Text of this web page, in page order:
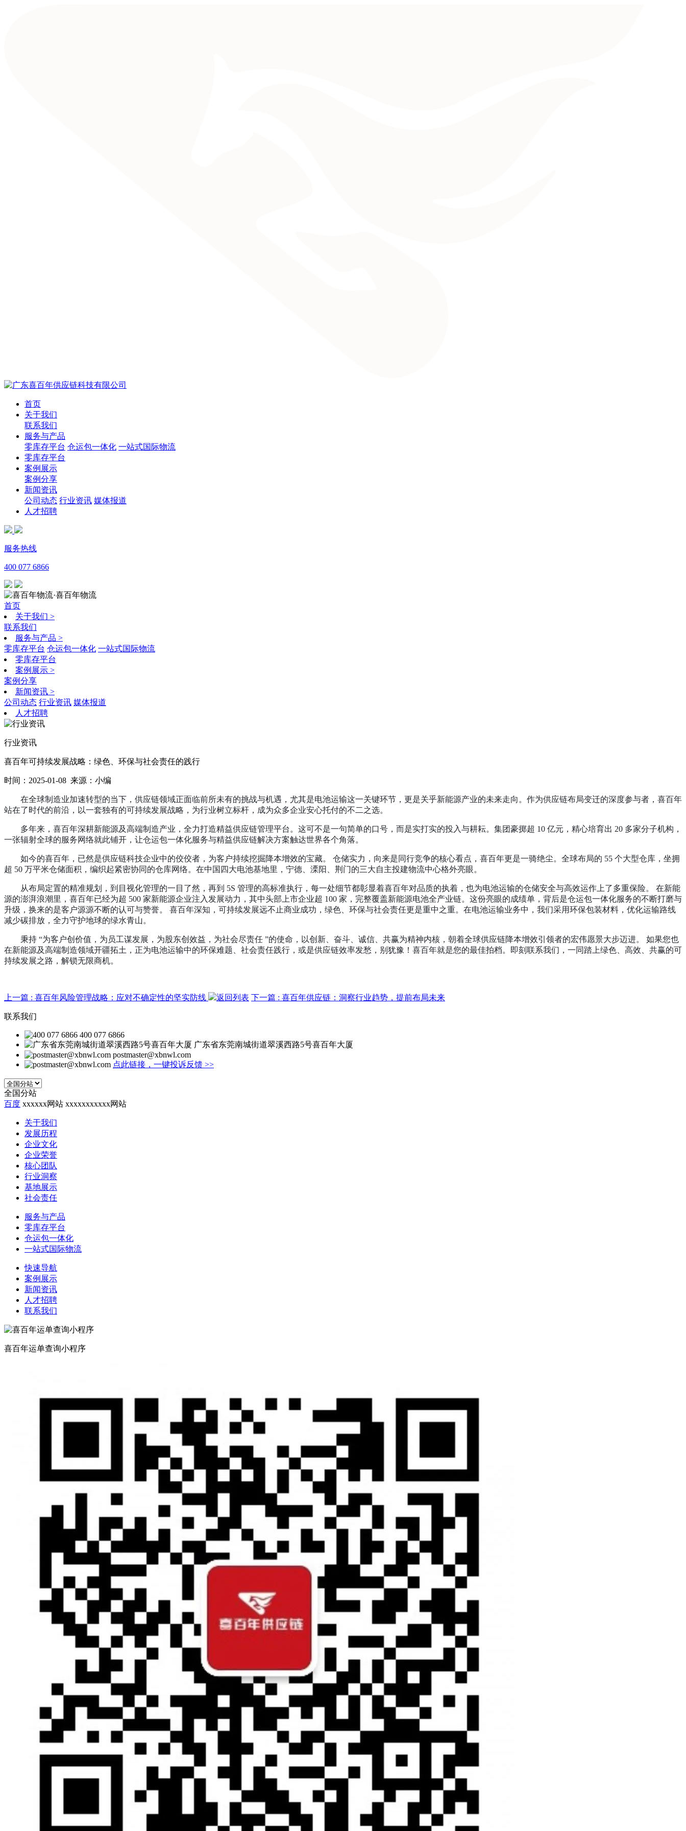
首页
关于我们
联系我们
服务与产品
零库存平台 仓运包一体化 一站式国际物流
零库存平台
案例展示
案例分享
新闻资讯
公司动态 行业资讯 媒体报道
人才招聘
服务热线
400 077 6866
·喜百年物流
首页
关于我们 >
联系我们
服务与产品 >
零库存平台 仓运包一体化 一站式国际物流
零库存平台
案例展示 >
案例分享
新闻资讯 >
公司动态 行业资讯 媒体报道
人才招聘
行业资讯
喜百年可持续发展战略：绿色、环保与社会责任的践行
时间：2025-01-08 来源：小编
在全球制造业加速转型的当下，供应链领域正面临前所未有的挑战与机遇，尤其是电池运输这一关键环节，更是关乎新能源产业的未来走向。作为供应链布局变迁的深度参与者，喜百年
站在了时代的前沿，以一套独有的可持续发展战略，为行业树立标杆，成为众多企业安心托付的不二之选。
多年来，喜百年深耕新能源及高端制造产业，全力打造精益供应链管理平台。这可不是一句简单的口号，而是实打实的投入与耕耘。集团豪掷超 10 亿元，精心培育出 20 多家分子机构，
一张辐射全球的服务网络就此铺开，让仓运包一体化服务与精益供应链解决方案触达世界各个角落。
如今的喜百年，已然是供应链科技企业中的佼佼者，为客户持续挖掘降本增效的宝藏。 仓储实力，向来是同行竞争的核心看点，喜百年更是一骑绝尘。全球布局的 55 个大型仓库，坐拥
超 50 万平米仓储面积，编织起紧密协同的仓库网络。在中国四大电池基地里，宁德、溧阳、荆门的三大自主投建物流中心格外亮眼。
从布局定置的精准规划，到目视化管理的一目了然，再到 5S 管理的高标准执行，每一处细节都彰显着喜百年对品质的执着，也为电池运输的仓储安全与高效运作上了多重保险。 在新能
源的澎湃浪潮里，喜百年已经为超 500 家新能源企业注入发展动力，其中头部上市企业超 100 家，完整覆盖新能源电池全产业链。这份亮眼的成绩单，背后是仓运包一体化服务的不断打磨与
升级，换来的是客户源源不断的认可与赞誉。 喜百年深知，可持续发展远不止商业成功，绿色、环保与社会责任更是重中之重。在电池运输业务中，我们采用环保包装材料，优化运输路线
减少碳排放，全力守护地球的绿水青山。
秉持 “为客户创价值，为员工谋发展，为股东创效益，为社会尽责任 ”的使命，以创新、奋斗、诚信、共赢为精神内核，朝着全球供应链降本增效引领者的宏伟愿景大步迈进。 如果您也
在新能源及高端制造领域开疆拓土，正为电池运输中的环保难题、社会责任践行，或是供应链效率发愁，别犹豫！喜百年就是您的最佳拍档。即刻联系我们，一同踏上绿色、高效、共赢的可
持续发展之路，解锁无限商机。
上一篇 : 喜百年风险管理战略：应对不确定性的坚实防线 返回列表 下一篇 : 喜百年供应链：洞察行业趋势，提前布局未来
联系我们
400 077 6866
广东省东莞南城街道翠溪西路5号喜百年大厦
postmaster@xbnwl.com
点此链接，一键投诉反馈 >>
全国分站
百度 xxxxxx网站 xxxxxxxxxxx网站
关于我们
发展历程
企业文化
企业荣誉
核心团队
行业洞察
基地展示
社会责任
服务与产品
零库存平台
仓运包一体化
一站式国际物流
快速导航
案例展示
新闻资讯
人才招聘
联系我们
喜百年运单查询小程序